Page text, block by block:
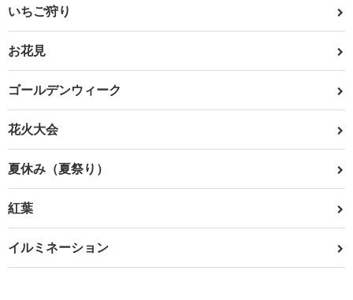
いちご狩り
お花見
ゴールデンウィーク
花火大会
夏休み（夏祭り）
紅葉
イルミネーション